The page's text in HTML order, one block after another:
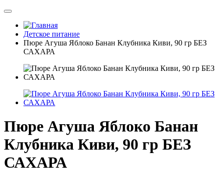
Детское питание
Пюре Агуша Яблоко Банан Клубника Киви, 90 гр БЕЗ
САХАРА
Пюре Агуша Яблоко Банан
Клубника Киви, 90 гр БЕЗ
САХАРА